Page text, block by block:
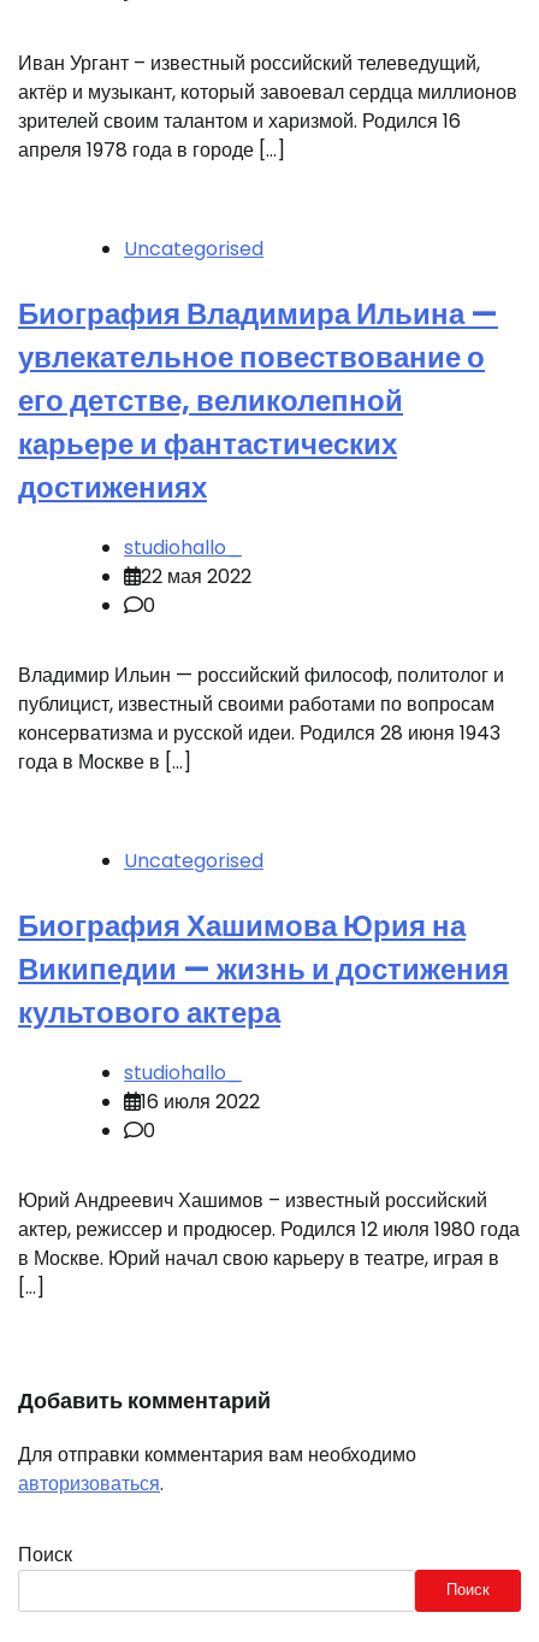
Иван Ургант – известный российский телеведущий,
актёр и музыкант, который завоевал сердца миллионов
зрителей своим талантом и харизмой. Родился 16
апреля 1978 года в городе […]
Uncategorised
Биография Владимира Ильина —
увлекательное повествование о
его детстве, великолепной
карьере и фантастических
достижениях
studiohallo_
22 мая 2022
0
Владимир Ильин — российский философ, политолог и
публицист, известный своими работами по вопросам
консерватизма и русской идеи. Родился 28 июня 1943
года в Москве в […]
Uncategorised
Биография Хашимова Юрия на
Википедии — жизнь и достижения
культового актера
studiohallo_
16 июля 2022
0
Юрий Андреевич Хашимов – известный российский
актер, режиссер и продюсер. Родился 12 июля 1980 года
в Москве. Юрий начал свою карьеру в театре, играя в
[…]
Добавить комментарий
Для отправки комментария вам необходимо
авторизоваться.
Поиск
Поиск